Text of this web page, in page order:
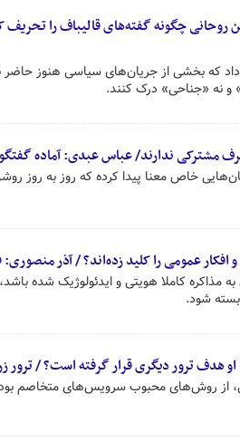
روحانی چگونه گفته‌های قالیباف را تحریف
۱۲ روزه نشان داد که بخشی از جریان‌های سیاسی
و نه «جناحی» درک کنند.
مشترکی ندارند/ عباس عبدی: آماده
خاص معنا پیدا کرده که روز به روز
افکار عمومی را کلید زده‌اند؟ / آذر
مذاکره کاملا هویتی و ایدئولوژیک شده
شود.
هدف ترور دیگری قرار گرفته است؟ / ترور
از روش‌های محبوب سرویس‌های متخاصم بوده